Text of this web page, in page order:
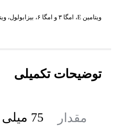
ویتامین E، امگا ۳ و امگا ۶، بیزابولول، ویتامین A
توضیحات تکمیلی
مقدار 75 میلی لیتر